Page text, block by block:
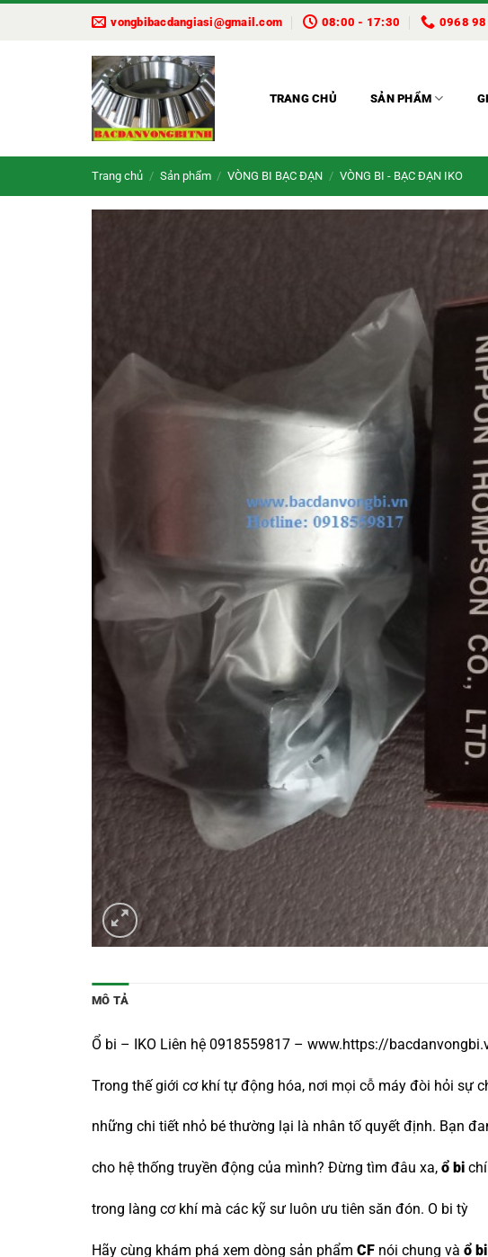
vongbibacdangiasi@gmail.com 08:00 - 17:30 0968
TRANG CHỦ SẢN PHẨM
Trang chủ / Sản phẩm / VÒNG BI BẠC ĐẠN / VÒNG BI - BẠC ĐẠN IKO
MÔ TẢ
Ổ bi – IKO Liên hệ 0918559817 – www.https://
Trong thế giới cơ khí tự động hóa, nơi mọi cỗ máy đòi hỏi sự
những chi tiết nhỏ bé thường lại là nhân tố quyết định. Bạn
cho hệ thống truyền động của mình? Đừng tìm đâu xa, ổ bi
trong làng cơ khí mà các kỹ sư luôn ưu tiên săn đón. O bi tỳ
Hãy cùng khám phá xem dòng sản phẩm CF nói chung và ổ bi